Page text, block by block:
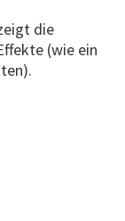
die
(wie ein